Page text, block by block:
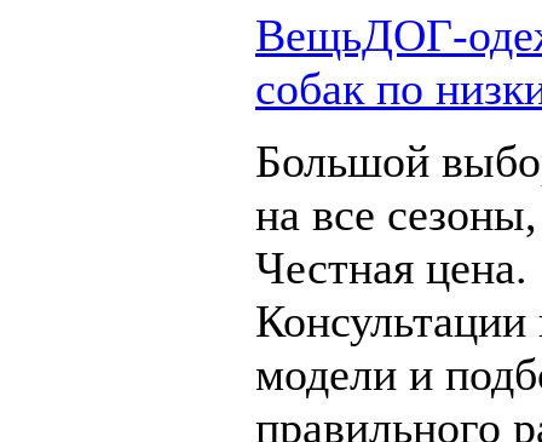
ВещьДОГ-
собак по
Большой
на все
Честная цена.
модели и
правильного